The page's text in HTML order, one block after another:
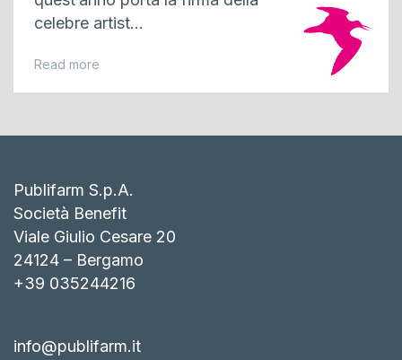
celebre artist...
Read more
Publifarm S.p.A.
Società Benefit
Viale Giulio Cesare 20
24124 – Bergamo
+39 035244216
info@publifarm.it